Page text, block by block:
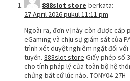
888slot store berkata:
27 April 2026 pukul 11:11 pm
Ngoài ra, đơn vị này còn được cấp
eGaming và chịu sự giám sát của
trình xét duyệt nghiêm ngặt đối
tuyến. 888slot store Giấy phép số
cho tính pháp lý của toàn bộ hệ
chứng bất cứ lúc nào. TONY04-27H